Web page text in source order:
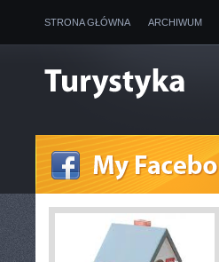
STRONA GŁÓWNA ARCHIWUM